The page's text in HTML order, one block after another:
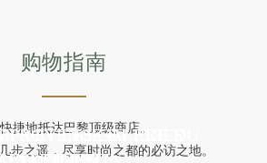
购物指南
捷地抵达巴黎顶级商店。
步之遥，尽享时尚之都的必访之地。
PROVENCE ET RUE DU
ET LES GALERIES